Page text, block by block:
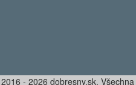
- 2026 dobresny.sk,